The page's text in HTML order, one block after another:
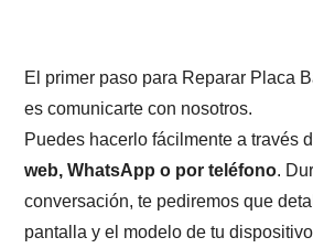
El primer paso para Reparar Placa
es comunicarte con nosotros.
Puedes hacerlo fácilmente a través
web, WhatsApp o por teléfono.
conversación, te pediremos que
pantalla y el modelo de tu